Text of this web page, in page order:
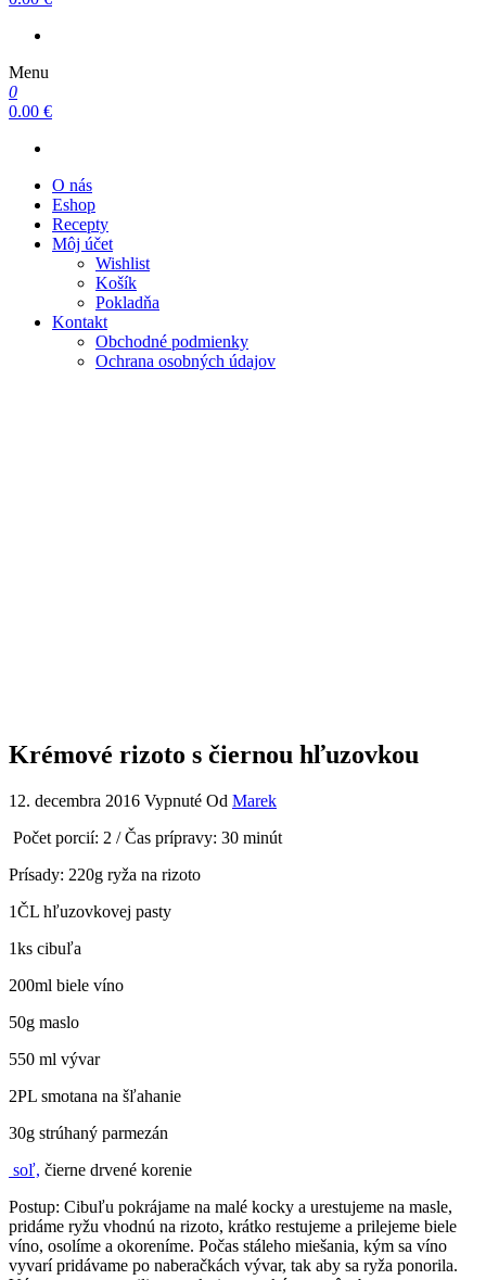
Menu
0
0.00 €
O nás
Eshop
Recepty
Môj účet
Wishlist
Košík
Pokladňa
Kontakt
Obchodné podmienky
Ochrana osobných údajov
Krémové rizoto s čiernou hľuzovkou
12. decembra 2016 Vypnuté Od Marek
Počet porcií: 2 / Čas prípravy: 30 minút
Prísady: 220g ryža na rizoto
1ČL hľuzovkovej pasty
1ks cibuľa
200ml biele víno
50g maslo
550 ml vývar
2PL smotana na šľahanie
30g strúhaný parmezán
soľ, čierne drvené korenie
Postup: Cibuľu pokrájame na malé kocky a urestujeme na masle,
pridáme ryžu vhodnú na rizoto, krátko restujeme a prilejeme biele
víno, osolíme a okoreníme. Počas stáleho miešania, kým sa víno
vyvarí pridávame po naberačkách vývar, tak aby sa ryža ponorila.